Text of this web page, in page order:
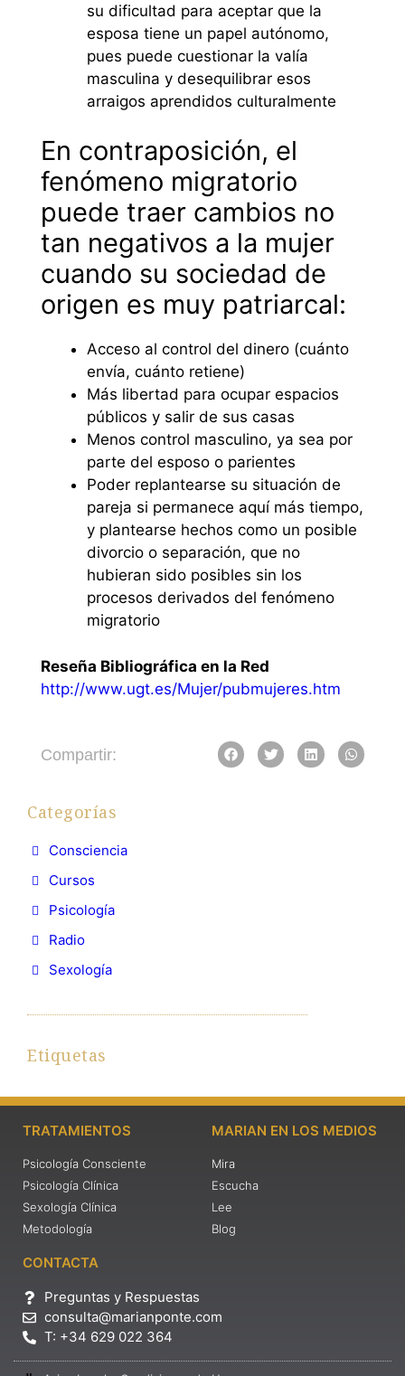
su dificultad para aceptar que la
esposa tiene un papel autónomo,
pues puede cuestionar la valía
masculina y desequilibrar esos
arraigos aprendidos culturalmente
En contraposición, el
fenómeno migratorio
puede traer cambios no
tan negativos a la mujer
cuando su sociedad de
origen es muy patriarcal:
Acceso al control del dinero (cuánto
envía, cuánto retiene)
Más libertad para ocupar espacios
públicos y salir de sus casas
Menos control masculino, ya sea por
parte del esposo o parientes
Poder replantearse su situación de
pareja si permanece aquí más tiempo,
y plantearse hechos como un posible
divorcio o separación, que no
hubieran sido posibles sin los
procesos derivados del fenómeno
migratorio
Reseña Bibliográfica en la Red
http://www.ugt.es/Mujer/pubmujeres.htm
Compartir:
Categorías
Consciencia
Cursos
Psicología
Radio
Sexología
Etiquetas
TRATAMIENTOS
Psicología Consciente
Psicología Clínica
Sexología Clínica
Metodología
MARIAN EN LOS MEDIOS
Mira
Escucha
Lee
Blog
CONTACTA
Preguntas y Respuestas
consulta@marianponte.com
T: +34 629 022 364